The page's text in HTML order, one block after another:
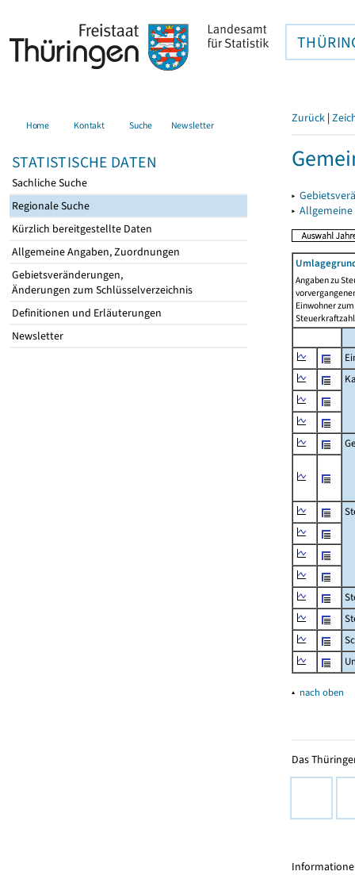
Home Kontakt Suche Newsletter
STATISTISCHE DATEN
Sachliche Suche
Regionale Suche
Kürzlich bereitgestellte Daten
Allgemeine Angaben, Zuordnungen
Gebietsveränderungen,
Änderungen zum Schlüsselverzeichnis
Definitionen und Erläuterungen
Newsletter
Zurück |
▸
▸
Angaben zu
Einwohner
▴ nach oben
Das